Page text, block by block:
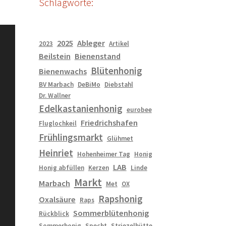
2023 2025 Ableger Artikel
Beilstein Bienenstand
Bienenwachs Blütenhonig
BV Marbach DeBiMo Diebstahl
Dr. Wallner
Edelkastanienhonig eurobee
Fluglochkeil Friedrichshafen
Frühlingsmarkt Glühmet
Heinriet Hohenheimer Tag Honig
Honig abfüllen Kerzen LAB Linde
Marbach Markt Met OX
Oxalsäure Raps Rapshonig
Rückblick Sommerblütenhonig